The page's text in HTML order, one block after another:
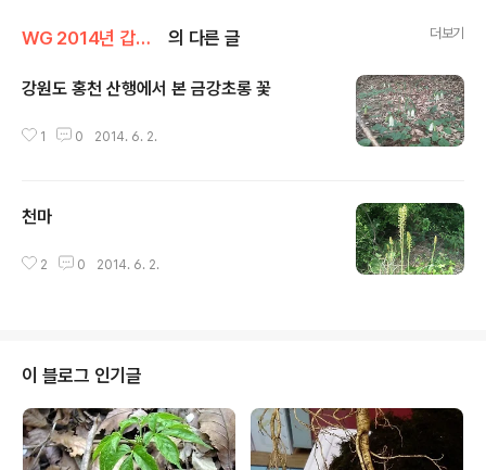
WG 2014년 갑오년 기록 의 다른 글 더보기
강원도 홍천 산행에서 본 금강초롱 꽃
1 0 2014. 6. 2.
천마
2 0 2014. 6. 2.
이 블로그 인기글